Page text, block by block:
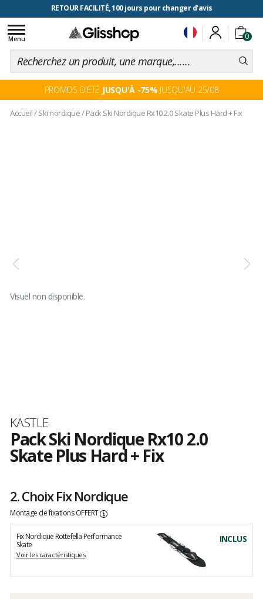
RETOUR FACILITÉ, 100 jours pour changer d'avis
0
Toggle
navigation
Menu
PROMOS D'ÉTÉ JUSQU'À -75% JUSQU'AU 25/08
Accueil/Ski nordique/Pack Ski Nordique Rx10 2.0 Skate Plus Hard + Fix
Visuel non disponible.
Marque
KASTLE
Pack Ski Nordique Rx10 2.0
Skate Plus Hard + Fix
clients
2. Choix Fix Nordique
Montage de fixations OFFERT
Fix Nordique Rottefella Performance
Skate
Voir les caractéristiques
INCLUS